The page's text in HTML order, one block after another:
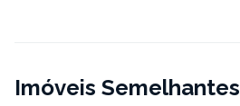
Imóveis Semelhantes